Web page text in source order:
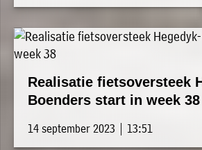
Realisatie fietsoversteek
Boenders start in week 38
14 september 2023 | 13:51